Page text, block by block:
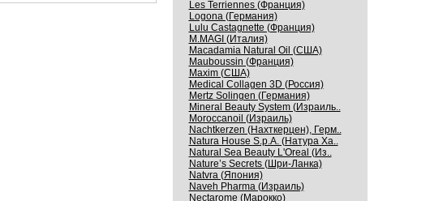
Les Terriennes (Франция)
Logona (Германия)
Lulu Castagnette (Франция)
M.MAGI (Италия)
Macadamia Natural Oil (США)
Mauboussin (Франция)
Maxim (США)
Medical Collagen 3D (Россия)
Mertz Solingen (Германия)
Mineral Beauty System (Израиль..
Moroccanoil (Израиль)
Nachtkerzen (Нахткерцен), Герм..
Natura House S.p.A. (Натура Ха..
Natural Sea Beauty L'Oreal (Из..
Nature’s Secrets (Шри-Ланка)
Natvra (Япония)
Naveh Pharma (Израиль)
Nectarome (Марокко)